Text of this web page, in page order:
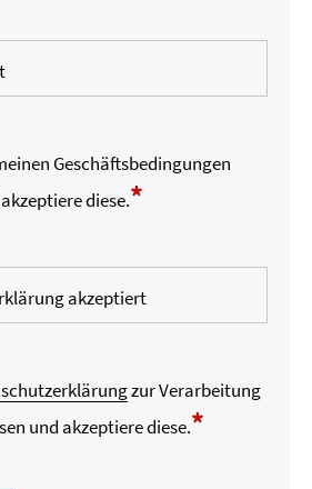
Geschäftsbedingungen
diese.*
akzeptiert
zur Verarbeitung
und akzeptiere diese.*